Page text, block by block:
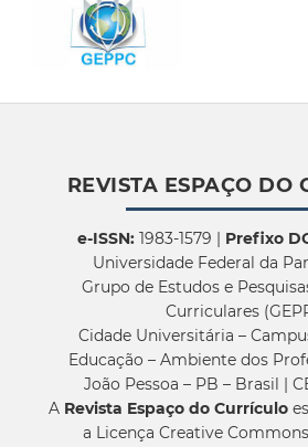
REVISTA ESPAÇO DO
e-ISSN:1983-1579 | Prefixo
Universidade Federal da
Grupo de Estudos e
Curriculares
Cidade Universitária –
Educação – Ambiente dos
João Pessoa – PB – Brasil |
A Revista Espaço do Currículo
a Licença Creative